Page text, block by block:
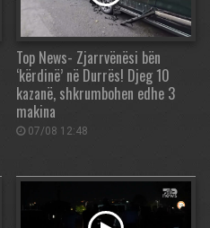
Top News- Zjarrvënësi bën
‘kërdinë’ në Durrës! Djeg 10
kazanë, shkrumbohen edhe 3
makina
07/08 12:48